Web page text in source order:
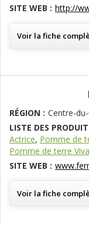
SITE WEB : http://
Voir la fiche
RÉGION : Centre-
LISTE DES
Actrice, Pomme de
Pomme de terre
SITE WEB :
Voir la fiche